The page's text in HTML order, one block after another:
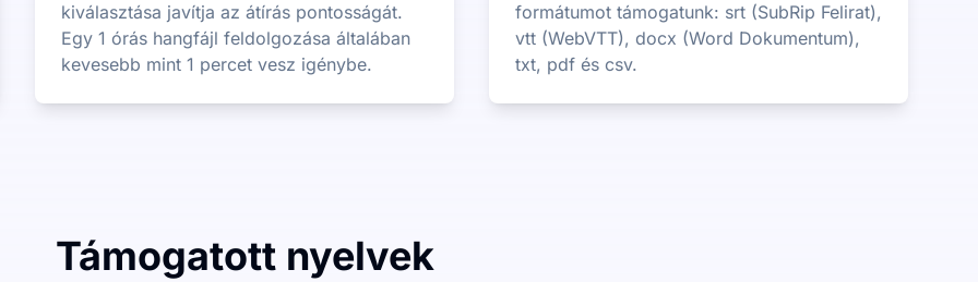
kiválasztása javítja az átírás pontosságát.
Egy 1 órás hangfájl feldolgozása általában
kevesebb mint 1 percet vesz igénybe.
formátumot támogatunk: srt (SubRip Felirat),
vtt (WebVTT), docx (Word Dokumentum),
txt, pdf és csv.
Támogatott nyelvek